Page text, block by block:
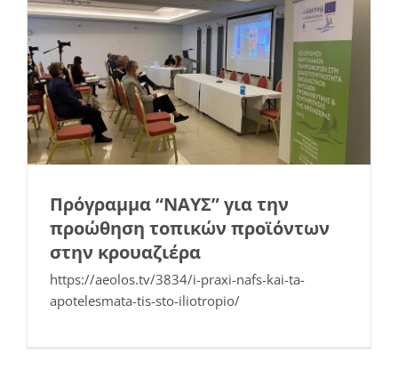
Πρόγραμμα “ΝΑΥΣ” για την
προώθηση τοπικών προϊόντων
στην κρουαζιέρα
https://aeolos.tv/3834/i-praxi-nafs-kai-ta-
apotelesmata-tis-sto-iliotropio/
Τα τοπικά προϊόντα … πάνε
κρουαζιέρα!